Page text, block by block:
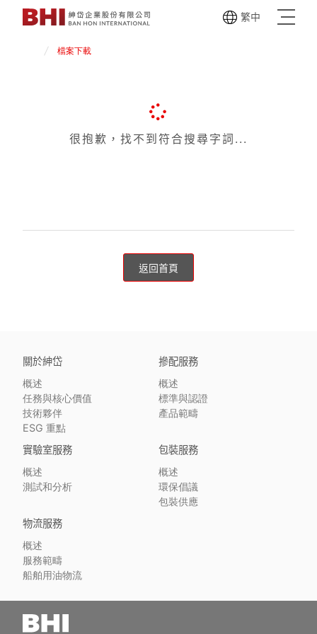
繁中
檔案下載
檔案下載
很抱歉，找不到符合搜尋字詞...
返回首頁
關於紳岱
概述
任務與核心價值
技術夥伴
ESG 重點
摻配服務
概述
標準與認證
產品範疇
實驗室服務
概述
測試和分析
包裝服務
概述
環保倡議
包裝供應
物流服務
概述
服務範疇
船舶用油物流